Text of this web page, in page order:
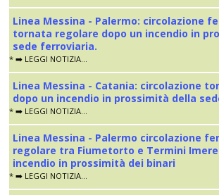
Linea Messina - Palermo: circolazione
tornata regolare dopo un incendio in
sede ferroviaria.
* ➡️ LEGGI NOTIZIA...
Linea Messina - Catania: circolazione
dopo un incendio in prossimità della
* ➡️ LEGGI NOTIZIA...
Linea Messina - Palermo circolazione
regolare tra Fiumetorto e Termini
incendio in prossimità dei binari
* ➡️ LEGGI NOTIZIA...